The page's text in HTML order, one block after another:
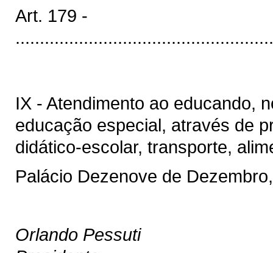
Art. 179 -
IX - Atendimento ao educando,
educação especial, através de
didático-escolar, transporte,
Palácio Dezenove de
Orlando Pessuti